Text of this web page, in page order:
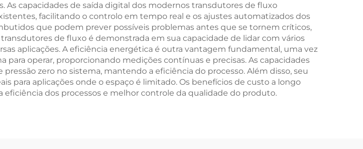
As capacidades de saída digital dos modernos transdutores de fluxo
facilitando o controlo em tempo real e os ajustes automatizados dos
que podem prever possíveis problemas antes que se tornem críticos,
de fluxo é demonstrada em sua capacidade de lidar com vários
aplicações. A eficiência energética é outra vantagem fundamental, uma vez
operar, proporcionando medições contínuas e precisas. As capacidades
zero no sistema, mantendo a eficiência do processo. Além disso, seu
para aplicações onde o espaço é limitado. Os benefícios de custo a longo
dos processos e melhor controle da qualidade do produto.